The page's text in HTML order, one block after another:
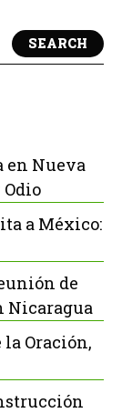
SEARCH
en Nueva
a México:
de
Nicaragua
la Oración,